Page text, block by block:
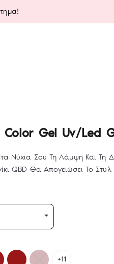
Color Gel Uv/Led
Νύχια Σου Τη Λάμψη Και Τη
QBD Θα Απογειώσει Το Στυλ
+11